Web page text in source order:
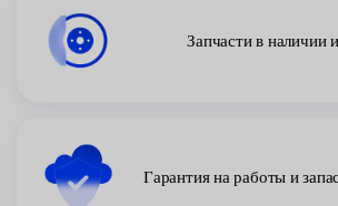
Запчасти в наличии
Гарантия на работы и